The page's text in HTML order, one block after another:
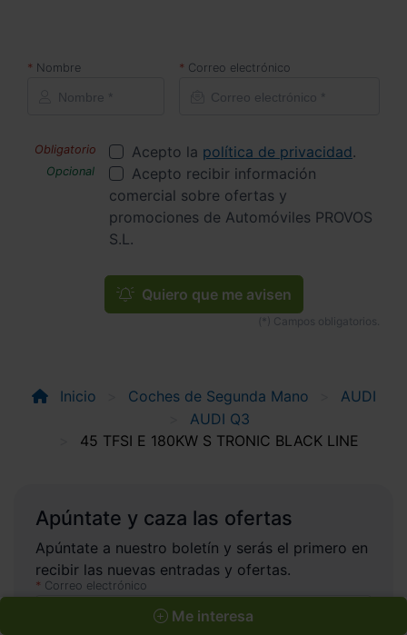
Nombre Correo electrónico
Acepto la política de privacidad.
Acepto recibir información
comercial sobre ofertas y
promociones de Automóviles PROVOS
S.L.
Quiero que me avisen
Me interesa
Inicio Coches de Segunda Mano
AUDI
AUDI Q3
45 TFSI E 180KW S TRONIC BLACK LINE
Apúntate y caza las ofertas
Apúntate a nuestro boletín y serás el primero en
recibir las nuevas entradas y ofertas.
Correo electrónico